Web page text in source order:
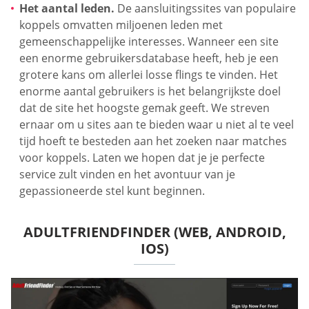
Het aantal leden. De aansluitingssites van populaire
koppels omvatten miljoenen leden met
gemeenschappelijke interesses. Wanneer een site
een enorme gebruikersdatabase heeft, heb je een
grotere kans om allerlei losse flings te vinden. Het
enorme aantal gebruikers is het belangrijkste doel
dat de site het hoogste gemak geeft. We streven
ernaar om u sites aan te bieden waar u niet al te veel
tijd hoeft te besteden aan het zoeken naar matches
voor koppels. Laten we hopen dat je je perfecte
service zult vinden en het avontuur van je
gepassioneerde stel kunt beginnen.
ADULTFRIENDFINDER (WEB, ANDROID,
IOS)